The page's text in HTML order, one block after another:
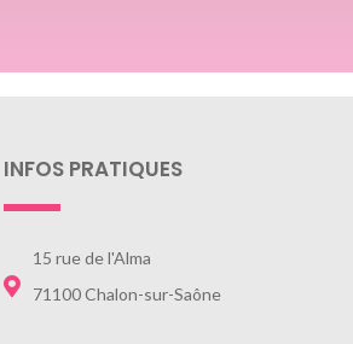
INFOS PRATIQUES
15 rue de l'Alma
71100 Chalon-sur-Saône